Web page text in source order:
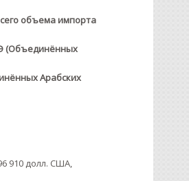
объема импорта
(Объединённых
Арабских
910 долл. США,